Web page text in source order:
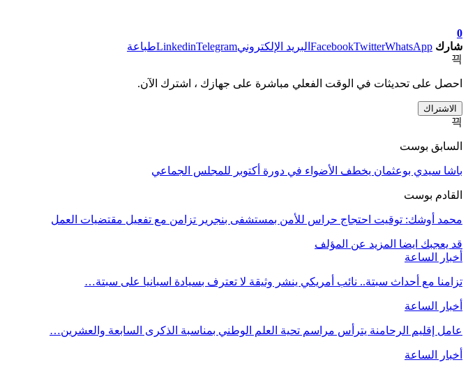
0
شارك
FacebookTwitterWhatsApp البريد الإلكتروني LinkedinTelegram طباعة
احصل على تحديثات في الوقت الفعلي مباشرة على جهازك ، اشترك الآن.
الاشتراك
السابق بوست
باشا سيدي بوعثمان يخطف الأضواء في دورة أكتوبر للمجلس الجماعي
القادم بوست
محمد أوشك: توقيت احتجاج حراس للأمن بمستشفى بنجرير تزامن مع تفعيل مقتضيات العمل
قد يعجبك ايضا المزيد عن المؤلف
أخبار الساعة
تزامنا مع أحداث سبتة.. نائب أمريكي ينشر وثيقة لا تعترف بسيادة اسبانيا على سبتة…
أخبار الساعة
عامل إقليم الرحامنة يترأس مراسم تحية العلم الوطني بمناسبة الذكرى السابعة والعشرين…
أخبار الساعة